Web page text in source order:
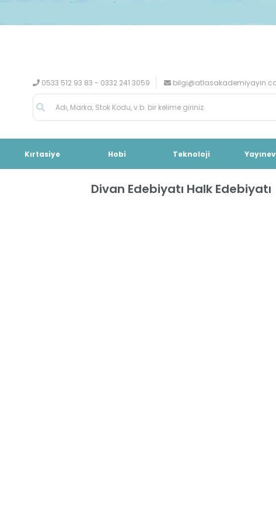
0533 512 93 83 - 0332 241 3059
Kırtasiye Hobi Teknoloji
Divan Edebiyatı Halk Edebiyatı